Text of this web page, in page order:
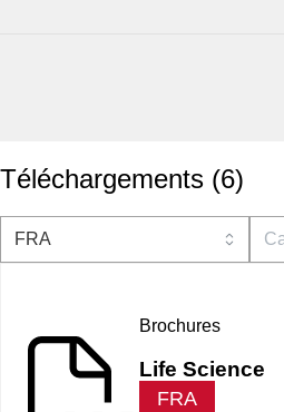
Téléchargements (6)
Brochures
Life Science
FRA